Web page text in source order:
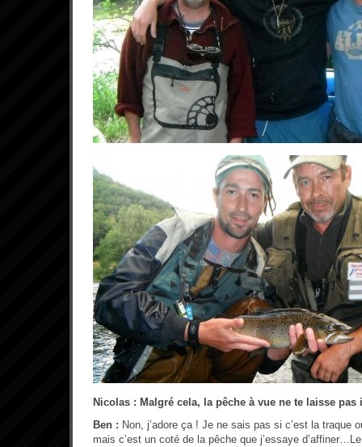
Nicolas : Malgré cela, la pêche à vue ne te laisse pas
Ben : Non, j’adore ça ! Je ne sais pas si c’est la traque
mais c’est un coté de la pêche que j’essaye